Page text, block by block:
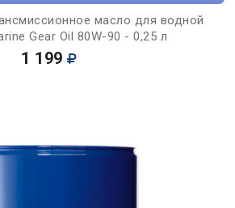
масло для водной
Gear Oil 80W-90 - 0,25 л
1 199